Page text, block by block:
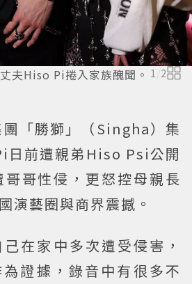
夫Hiso Pi捲入家族醜聞。 1 /2
「勝獅」（Singha）集
日前遭親弟Hiso Psi公開
哥性侵，更怒控母親長
演藝圈與商界震撼。
在家中多次遭受侵害，
證據，錄音中有很多不